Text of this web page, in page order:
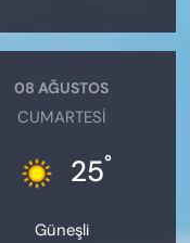
08 AĞUSTOS
CUMARTESI
25°
Güneşli